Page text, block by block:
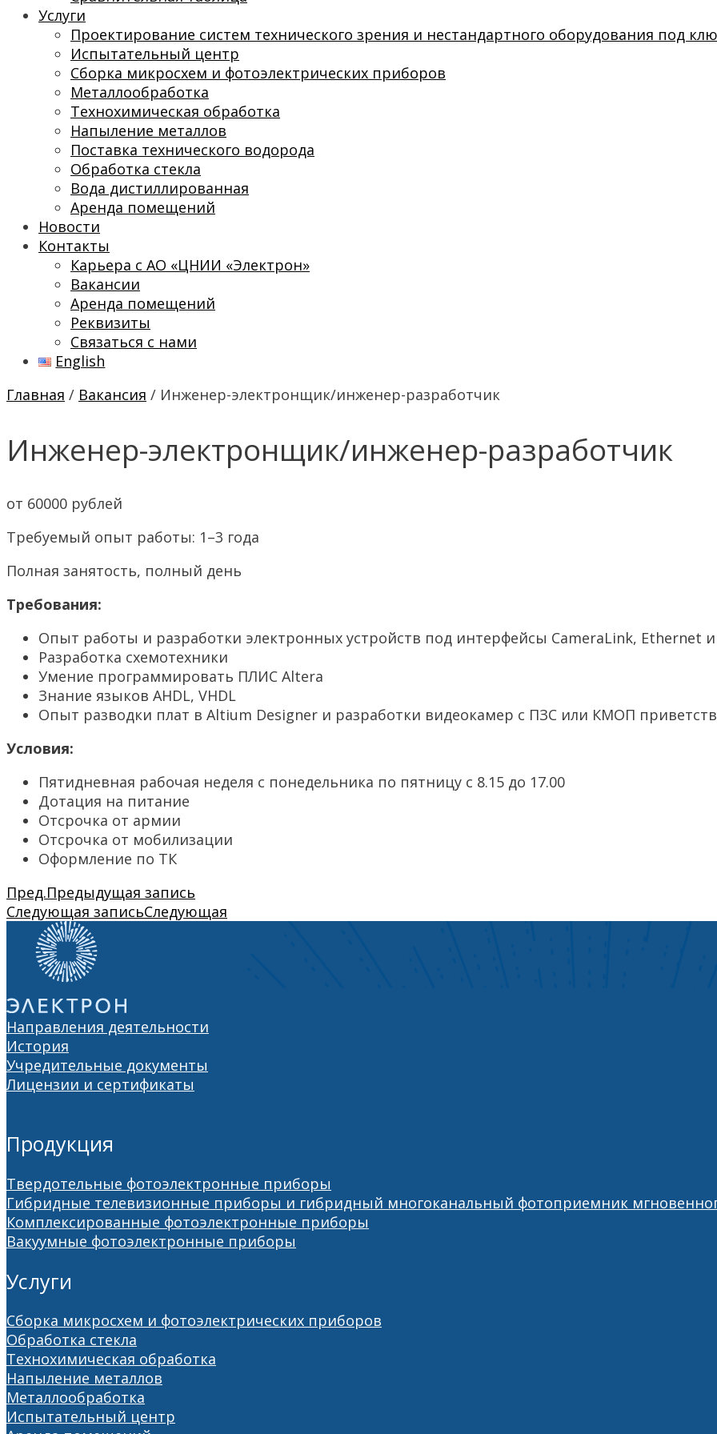
Услуги
Проектирование систем технического зрения и нестандартного оборудования под
Испытательный центр
Сборка микросхем и фотоэлектрических приборов
Металлообработка
Технохимическая обработка
Напыление металлов
Поставка технического водорода
Обработка стекла
Вода дистиллированная
Аренда помещений
Новости
Контакты
Карьера с АО «ЦНИИ «Электрон»
Вакансии
Аренда помещений
Реквизиты
Связаться с нами
English
Главная / Вакансия / Инженер-электронщик/инженер-разработчик
Инженер-электронщик/инженер-разработчик
от 60000 рублей
Требуемый опыт работы: 1–3 года
Полная занятость, полный день
Требования:
Опыт работы и разработки электронных устройств под интерфейсы CameraLink, Ethernet
Разработка схемотехники
Умение программировать ПЛИС Altera
Знание языков AHDL, VHDL
Опыт разводки плат в Altium Designer и разработки видеокамер с ПЗС или КМОП
Условия:
Пятидневная рабочая неделя с понедельника по пятницу с 8.15 до 17.00
Дотация на питание
Отсрочка от армии
Отсрочка от мобилизации
Оформление по ТК
Пред.Предыдущая запись
Следующая записьСледующая
Направления деятельности
История
Учредительные документы
Лицензии и сертификаты
Продукция
Твердотельные фотоэлектронные приборы
Гибридные телевизионные приборы и гибридный многоканальный фотоприемник
Комплексированные фотоэлектронные приборы
Вакуумные фотоэлектронные приборы
Услуги
Сборка микросхем и фотоэлектрических приборов
Обработка стекла
Технохимическая обработка
Напыление металлов
Металлообработка
Испытательный центр